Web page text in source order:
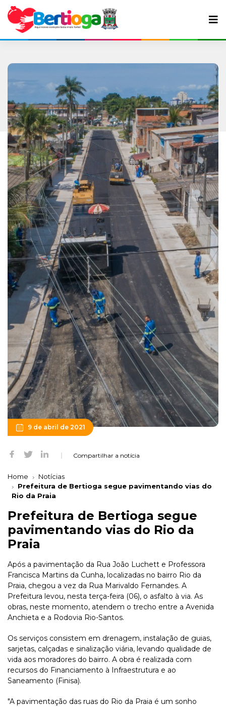
9 de abril de 2021
Compartilhar a notícia
Home
Notícias
Prefeitura de Bertioga segue pavimentando vias do
Rio da Praia
Prefeitura de Bertioga segue
pavimentando vias do Rio da
Praia
Após a pavimentação da Rua João Luchett e Professora
Francisca Martins da Cunha, localizadas no bairro Rio da
Praia, chegou a vez da Rua Marivaldo Fernandes. A
Prefeitura levou, nesta terça-feira (06), o asfalto à via. As
obras, neste momento, atendem o trecho entre a Avenida
Anchieta e a Rodovia Rio-Santos.
Os serviços consistem em drenagem, instalação de guias,
sarjetas, calçadas e sinalização viária, levando qualidade de
vida aos moradores do bairro. A obra é realizada com
recursos do Financiamento à Infraestrutura e ao
Saneamento (Finisa).
"A pavimentação das ruas do Rio da Praia é um sonho